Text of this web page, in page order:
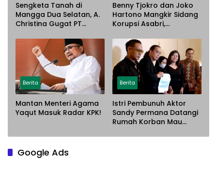
Sengketa Tanah di
Mangga Dua Selatan, A.
Christina Gugat PT
Dugaan Penyerobotan
Lahan
Benny Tjokro dan Joko
Hartono Mangkir Sidang
Korupsi Asabri,
Paksa
Berita
Mantan Menteri Agama
Yaqut Masuk Radar KPK!
Berita
Istri Pembunuh Aktor
Sandy Permana Datangi
Rumah Korban Mau
Google Ads